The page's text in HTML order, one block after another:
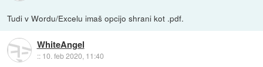
Tudi v Wordu/Excelu imaš opcijo shrani kot .pdf.
WhiteAngel
:: 10. feb 2020, 11:40